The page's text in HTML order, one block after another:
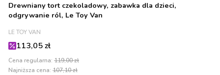
Drewniany tort czekoladowy, zabawka dla dzieci,
odgrywanie ról, Le Toy Van
PRODUCENT
LE TOY VAN
Cena promocyjna
113,05 zł
Cena regularna: 119,00 zł
Najniższa cena: 107,10 zł